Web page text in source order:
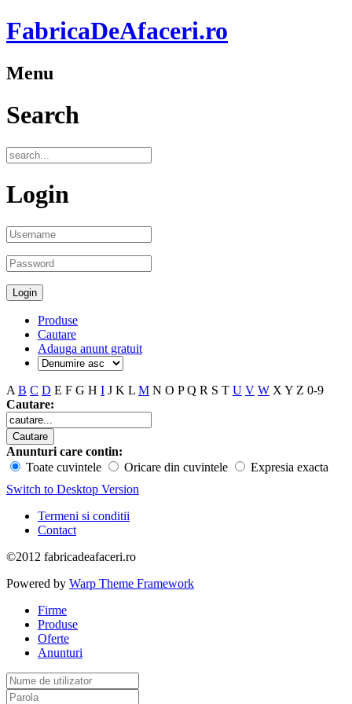
FabricaDeAfaceri.ro
Menu
Search
Login
Produse
Cautare
Adauga anunt gratuit
A B C D E F G H I J K L M N O P Q R S T U V W X Y Z 0-9
Cautare:
Anunturi care contin:
Toate cuvintele
Oricare din cuvintele
Expresia exacta
Switch to Desktop Version
Termeni si conditii
Contact
©2012 fabricadeafaceri.ro
Powered by Warp Theme Framework
Firme
Produse
Oferte
Anunturi